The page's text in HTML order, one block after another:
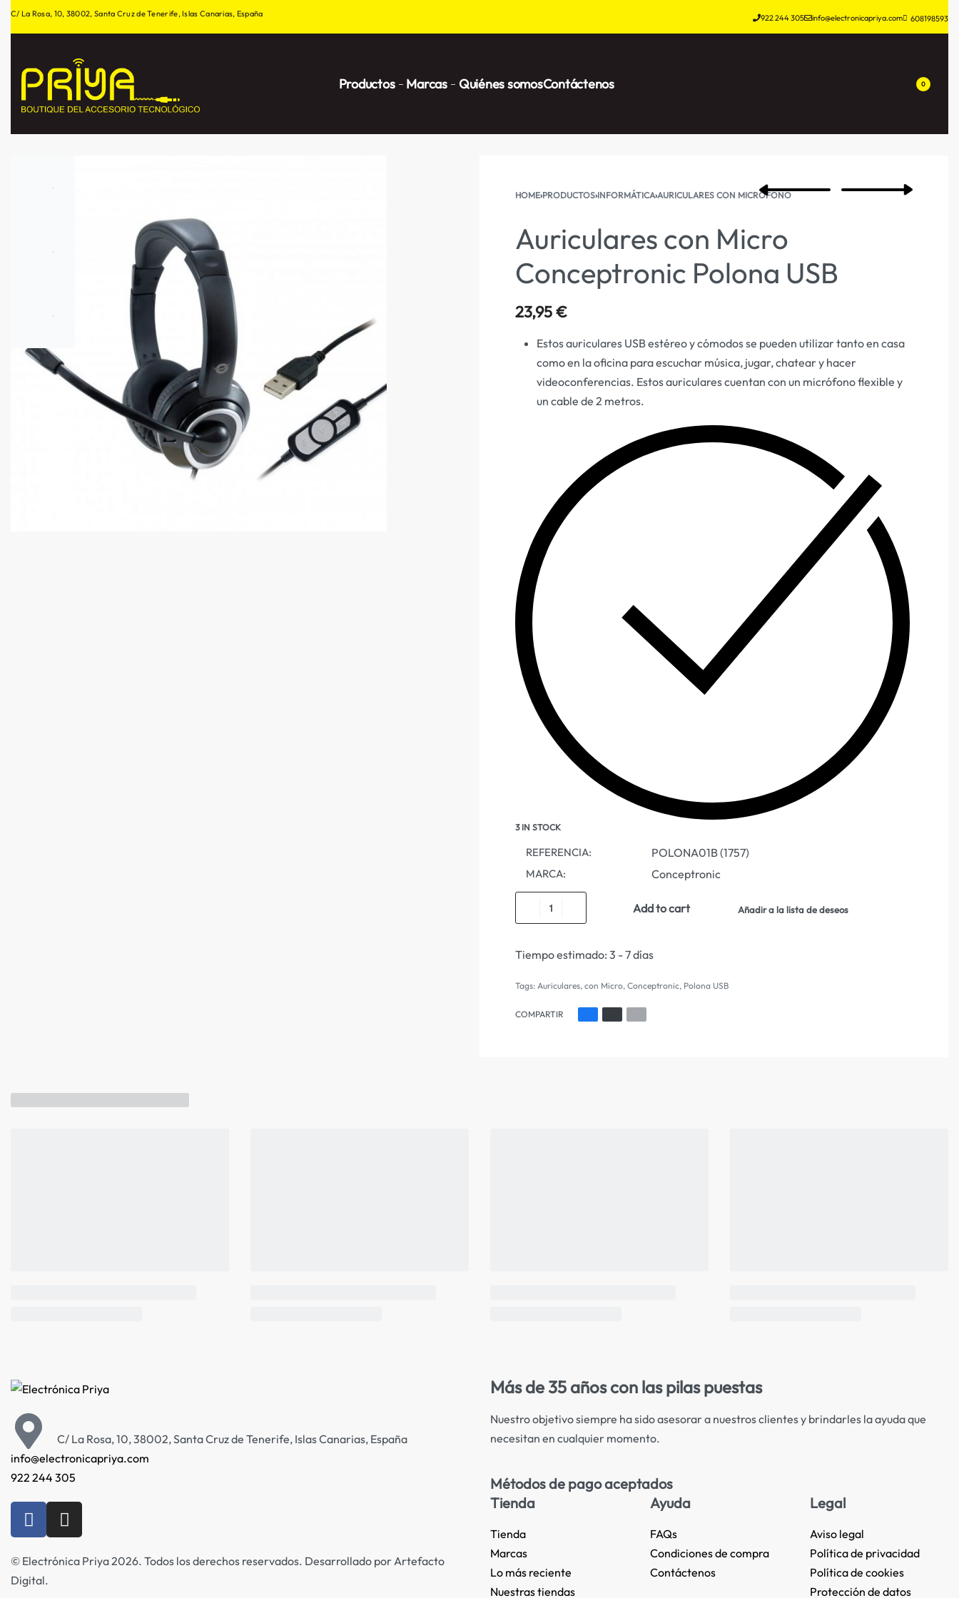
C/ La Rosa, 10, 38002, Santa Cruz de Tenerife, Islas Canarias, España 922 244 305 info@electronicapriya.com 608198593
Productos Marcas Quiénes somosContáctenos 0
HOME›PRODUCTOS›INFORMÁTICA›AURICULARES CON MICRÓFONO
Auriculares con Micro
Conceptronic Polona USB
23,95€
Estos auriculares USB estéreo y cómodos se pueden utilizar tanto en casa
como en la oficina para escuchar música, jugar, chatear y hacer
videoconferencias. Estos auriculares cuentan con un micrófono flexible y
un cable de 2 metros.
3 IN STOCK
REFERENCIA: POLONA01B (1757)
MARCA: Conceptronic
Add to cart Añadir a la lista de deseos
Tiempo estimado: 3 - 7 días
Tags: Auriculares, con Micro, Conceptronic, Polona USB
COMPARTIR
C/ La Rosa, 10, 38002, Santa Cruz de Tenerife, Islas Canarias, España
info@electronicapriya.com
922 244 305
© Electrónica Priya 2026. Todos los derechos reservados. Desarrollado por Artefacto
Digital.
Más de 35 años con las pilas puestas
Nuestro objetivo siempre ha sido asesorar a nuestros clientes y brindarles la ayuda que
necesitan en cualquier momento.
Métodos de pago aceptados
Tienda
Tienda
Marcas
Lo más reciente​
Nuestras tiendas​
Ayuda
FAQs
Condiciones de compra
Contáctenos
Legal
Aviso legal
Política de privacidad
Política de cookies
Protección de datos